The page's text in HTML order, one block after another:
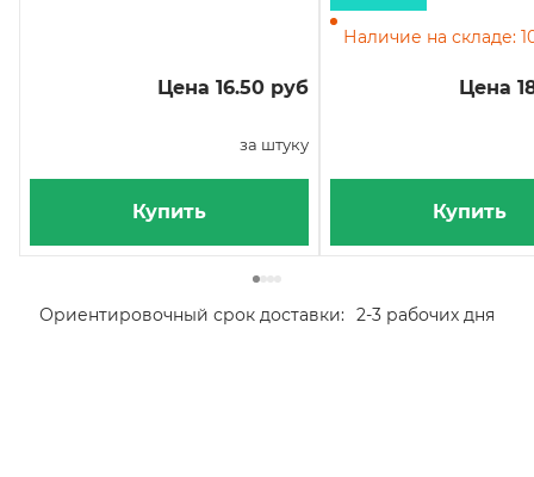
Цена 16.50 руб
за штуку
Купить
Наличие на складе:
Цена
Купить
Ориентировочный срок доставки: 2-3 рабочих дня